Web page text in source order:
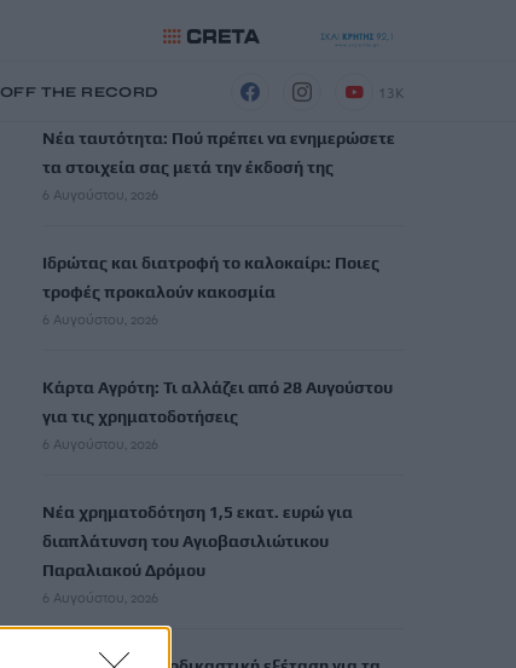
OFF THE RECORD 13K
ΡΟΗ ΕΙΔΗΣΕΩΝ
Νέα ταυτότητα: Πού πρέπει να ενημερώσετε
τα στοιχεία σας μετά την έκδοσή της
6 Αυγούστου, 2026
Ιδρώτας και διατροφή το καλοκαίρι: Ποιες
τροφές προκαλούν κακοσμία
6 Αυγούστου, 2026
Κάρτα Αγρότη: Τι αλλάζει από 28 Αυγούστου
για τις χρηματοδοτήσεις
6 Αυγούστου, 2026
Νέα χρηματοδότηση 1,5 εκατ. ευρώ για
διαπλάτυνση του Αγιοβασιλιώτικου
Παραλιακού Δρόμου
6 Αυγούστου, 2026